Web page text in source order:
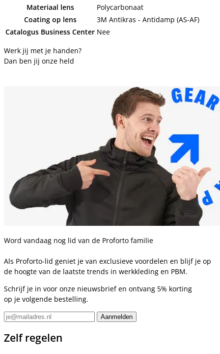
Materiaal lens
Polycarbonaat
Coating op lens
3M Antikras - Antidamp (AS-AF)
Catalogus Business Center Nee
Werk jij met je handen?
Dan ben jij onze held
Word vandaag nog lid van de Proforto familie
Als Proforto-lid geniet je van exclusieve voordelen en blijf je op
de hoogte van de laatste trends in werkkleding en PBM.
Schrijf je in voor onze nieuwsbrief en ontvang 5% korting
op je volgende bestelling.
Zelf regelen